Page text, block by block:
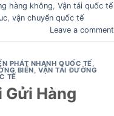
hàng không Vận tải quốc tế
vận chuyển quốc tế
Leave a comment
PHÁT NHANH QUỐC TẾ
BIỂN ,VẬN TẢI ĐƯỜNG
TẾ
Gửi Hàng